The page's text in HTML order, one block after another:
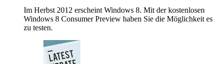
Im Herbst 2012 erscheint Windows 8. Mit der kostenlosen
Windows 8 Consumer Preview haben Sie die Möglichkeit es
zu testen.